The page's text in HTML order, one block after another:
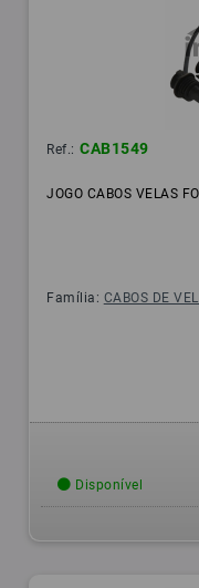
Ref.: CAB1549
JOGO CABOS VELAS
Família: CABOS DE
Disponível